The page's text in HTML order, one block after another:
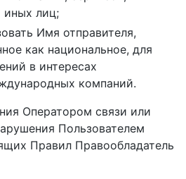
иных лиц;
Имя отправителя,
как национальное, для
в интересах
компаний.
Оператором связи или
Пользователем
Правил Правообладатель